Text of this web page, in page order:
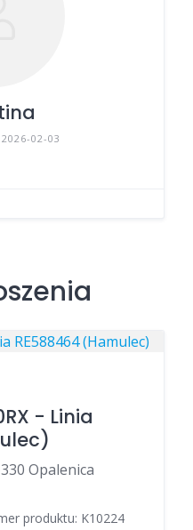
02-03
- Linia
Opalenica
produktu: K10224